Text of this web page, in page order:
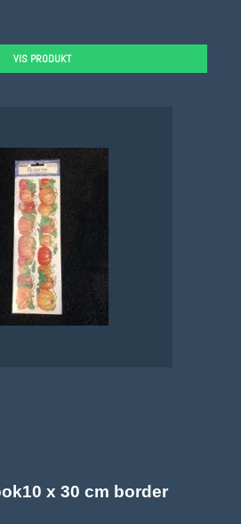
VIS PRODUKT
x 30 cm border